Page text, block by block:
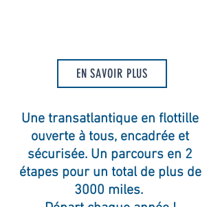
EN SAVOIR PLUS
Une transatlantique en flottille
ouverte à tous, encadrée et
sécurisée. Un parcours en 2
étapes pour un total de plus de
3000 miles.